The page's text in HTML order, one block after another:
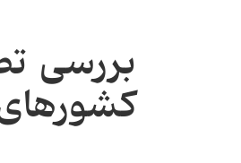
بررسی